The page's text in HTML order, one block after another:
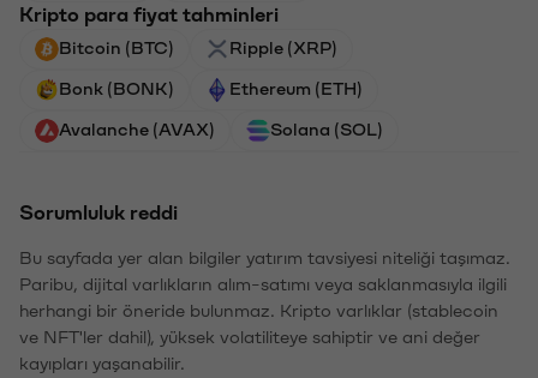
Kripto para fiyat tahminleri
Bitcoin (BTC) Ripple (XRP)
Bonk (BONK) Ethereum (ETH)
Avalanche (AVAX) Solana (SOL)
Sorumluluk reddi
Bu sayfada yer alan bilgiler yatırım tavsiyesi niteliği taşımaz.
Paribu, dijital varlıkların alım-satımı veya saklanmasıyla ilgili
herhangi bir öneride bulunmaz. Kripto varlıklar (stablecoin
ve NFT'ler dahil), yüksek volatiliteye sahiptir ve ani değer
kayıpları yaşanabilir.